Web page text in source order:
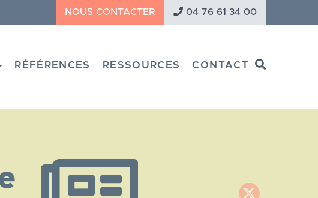
NOUS CONTACTER 04 76 61 34 00
RÉFÉRENCES RESSOURCES CONTACT